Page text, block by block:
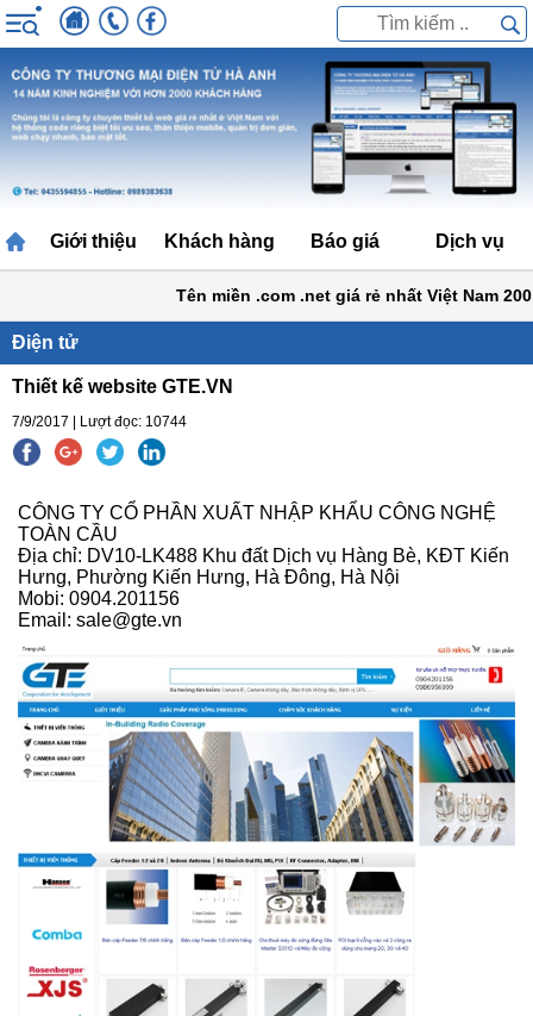
Giới thiệu Khách hàng Báo giá Dịch vụ
Tên miền .com .net giá rẻ nhất Việt Nam
Điện tử
Thiết kế website GTE.VN
7/9/2017 | Lượt đọc: 10744
CÔNG TY CỔ PHẦN XUẤT NHẬP KHẨU CÔNG NGHỆ
TOÀN CẦU
Địa chỉ: DV10-LK488 Khu đất Dịch vụ Hàng Bè, KĐT Kiến
Hưng, Phường Kiến Hưng, Hà Đông, Hà Nội
Mobi: 0904.201156
Email: sale@gte.vn